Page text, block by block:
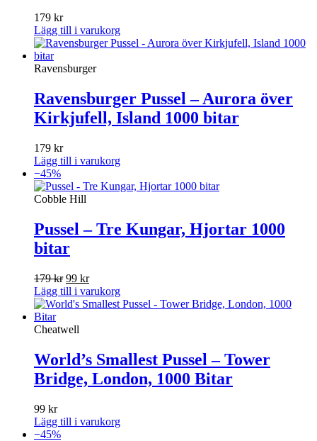
179 kr
Lägg till i varukorg
Ravensburger
Ravensburger Pussel – Aurora över
Kirkjufell, Island 1000 bitar
179 kr
Lägg till i varukorg
−45%
Cobble Hill
Pussel – Tre Kungar, Hjortar 1000
bitar
179kr Det
ursprungliga
priset
179 kr.
99 krDet
nuvarande
priset
Lägg till i varukorg
Cheatwell
World’s Smallest Pussel – Tower
Bridge, London, 1000 Bitar
99 kr
Lägg till i varukorg
−45%